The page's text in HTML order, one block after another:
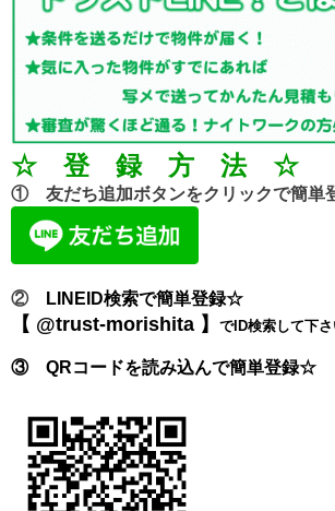
☆ 登 録 方 法 ☆
① 友だち追加ボタンをクリックで簡単
② LINEID検索で簡単登録☆
【 @trust-morishita 】 でID検索して下さ
③ QRコードを読み込んで簡単登録☆